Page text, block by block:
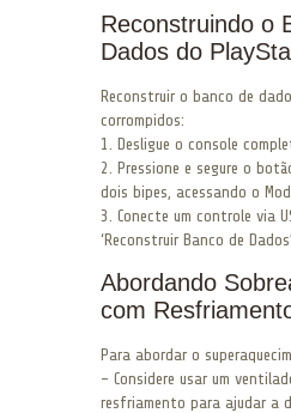
Reconstruindo o
Dados do
Reconstruir o banco de
corrompidos:
1. Desligue o console
2. Pressione e segure o
dois bipes, acessando o
3. Conecte um controle via
‘Reconstruir Banco de Dados’.
Abordando
com
Para abordar o
– Considere usar um
resfriamento para ajudar a